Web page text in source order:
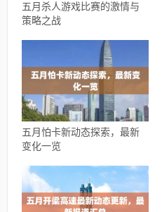
五月杀人游戏比赛的激情与
策略之战
五月怕卡新动态探索，最新
变化一览